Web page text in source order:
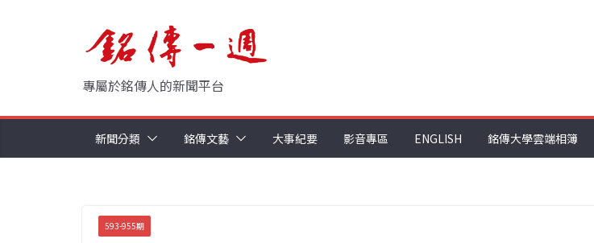
專屬於銘傳人的新聞平台
新聞分類 銘傳文藝 大事紀要 影音專區 ENGLISH 銘傳大學雲端相簿
593-955期